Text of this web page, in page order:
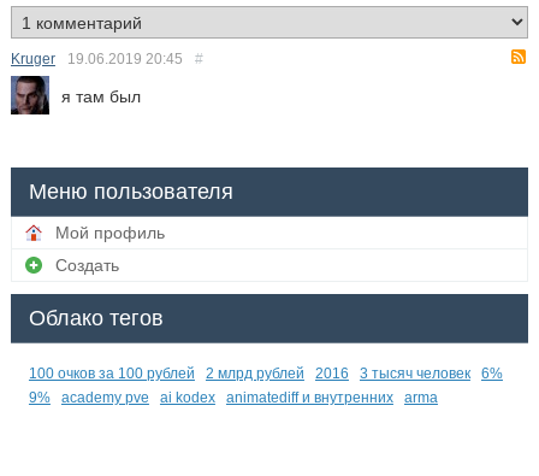
Kruger 19.06.2019 20:45 #
я там был
Меню пользователя
Мой профиль
Создать
Облако тегов
100 очков за 100 рублей 2 млрд рублей 2016 3 тысяч человек
6%
9%
academy pve ai kodex animatediff и внутренних arma